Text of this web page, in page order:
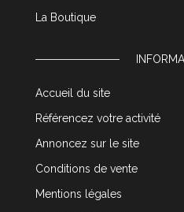
La Boutique
Accueil du site
Référencez votre activité
Annoncez sur le site
Conditions de vente
Mentions légales